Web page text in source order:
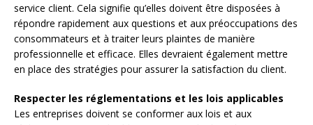
service client. Cela signifie qu’elles doivent être disposées à
répondre rapidement aux questions et aux préoccupations des
consommateurs et à traiter leurs plaintes de manière
professionnelle et efficace. Elles devraient également mettre
en place des stratégies pour assurer la satisfaction du client.
Respecter les réglementations et les lois applicables
Les entreprises doivent se conformer aux lois et aux